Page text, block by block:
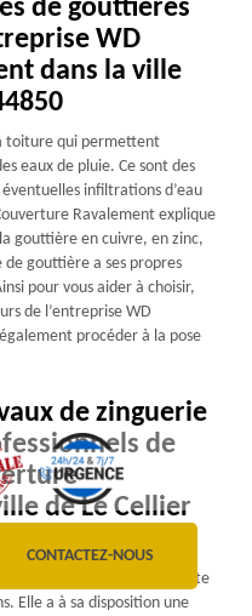
CONTACTEZ-NOUS
de gouttières
WD
dans la ville
toiture qui permettent
eaux de pluie. Ce sont des
infiltrations d’eau
Ravalement explique
gouttière en cuivre, en zinc,
de gouttière a ses propres
pour vous aider à choisir,
de l’entreprise WD
procéder à la pose
de zinguerie
de
de Le Cellier
est une entreprise spécialiste
Elle a à sa disposition une